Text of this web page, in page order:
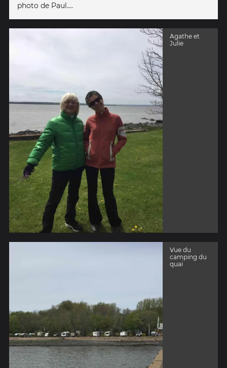
photo de Paul....
Agathe et
Julie
Vue du
camping du
quai